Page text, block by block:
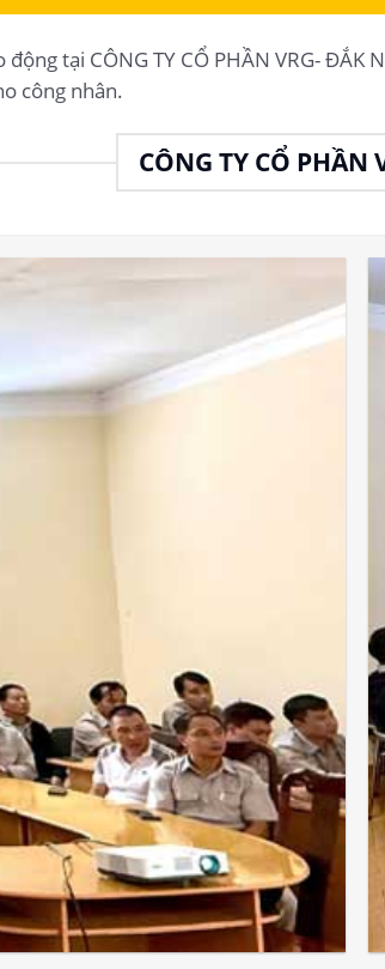
tại CÔNG TY CỔ PHẦN VRG-
công nhân.
CÔNG TY CỔ PHẦN